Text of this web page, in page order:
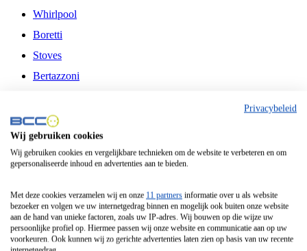
Whirlpool
Boretti
Stoves
Bertazzoni
Fitelli
Airfryer
Frituurpan
Contactgrill
Broodbakmachine
Broodrooster
Privacybeleid
Wij gebruiken cookies
Wij gebruiken cookies en vergelijkbare technieken om de website te verbeteren en om
gepersonaliseerde inhoud en advertenties aan te bieden.
Met deze cookies verzamelen wij en onze 11 partners informatie over u als website
bezoeker en volgen we uw internetgedrag binnen en mogelijk ook buiten onze website
aan de hand van unieke factoren, zoals uw IP-adres. Wij bouwen op die wijze uw
persoonlijke profiel op. Hiermee passen wij onze website en communicatie aan op uw
voorkeuren. Ook kunnen wij zo gerichte advertenties laten zien op basis van uw recente